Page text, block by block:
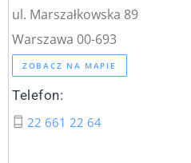
ul. Marszałkowska 89
Warszawa 00-693
ZOBACZ NA MAPIE
Telefon:
22 661 22 64